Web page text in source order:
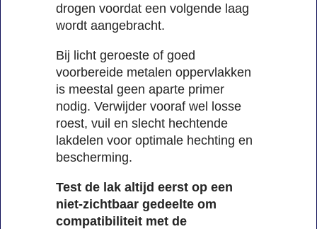
drogen voordat een volgende laag
wordt aangebracht.
Bij licht geroeste of goed
voorbereide metalen oppervlakken
is meestal geen aparte primer
nodig. Verwijder vooraf wel losse
roest, vuil en slecht hechtende
lakdelen voor optimale hechting en
bescherming.
Test de lak altijd eerst op een
niet-zichtbaar gedeelte om
compatibiliteit met de